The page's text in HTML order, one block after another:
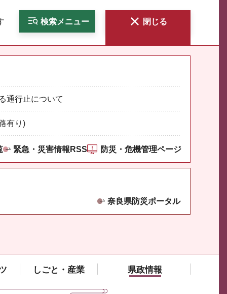
検索メニュー 閉じる
通行止について
有り)
緊急・災害情報RSS 防災・危機管理ページ
奈良県防災ポータル
しごと・産業 県政情報